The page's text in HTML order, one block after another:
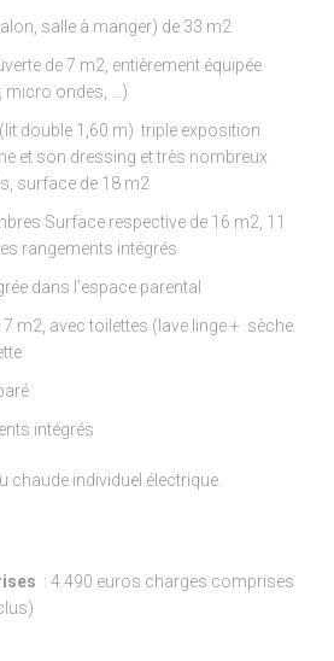
salle à manger) de 33 m2
de 7 m2, entièrement équipée
micro ondes, …)
double 1,60 m) triple exposition
et son dressing et très nombreux
surface de 18 m2
Surface respective de 16 m2, 11
rangements intégrés
dans l’espace parental
7 m2, avec toilettes (lave linge + sèche
intégrés
chaude individuel électrique.
: 4.490 euros charges comprises